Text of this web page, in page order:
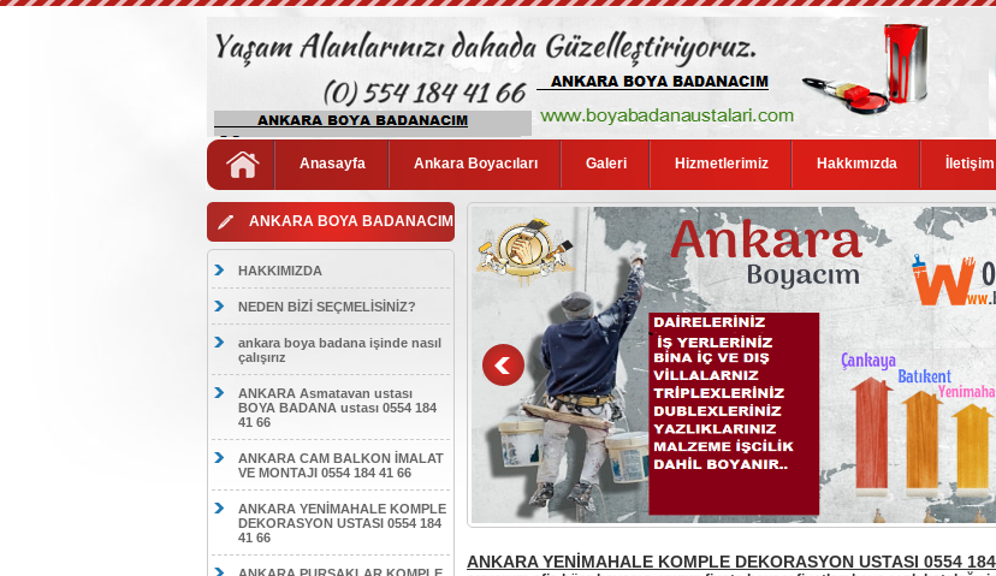
Anasayfa Ankara Boyacıları Galeri Hizmetlerimiz Hakkımızda İletişim
ANKARA BOYA BADANACIM
HAKKIMIZDA
NEDEN BİZİ SEÇMELİSİNİZ?
ankara boya badana işinde nasıl
çalışırız
ANKARA Asmatavan ustası
BOYA BADANA ustası 0554 184
41 66
ANKARA CAM BALKON İMALAT
VE MONTAJI 0554 184 41 66
ANKARA YENİMAHALE KOMPLE
DEKORASYON USTASI 0554 184
41 66
ANKARA YENİMAHALE KOMPLE DEKORASYON USTASI 0554